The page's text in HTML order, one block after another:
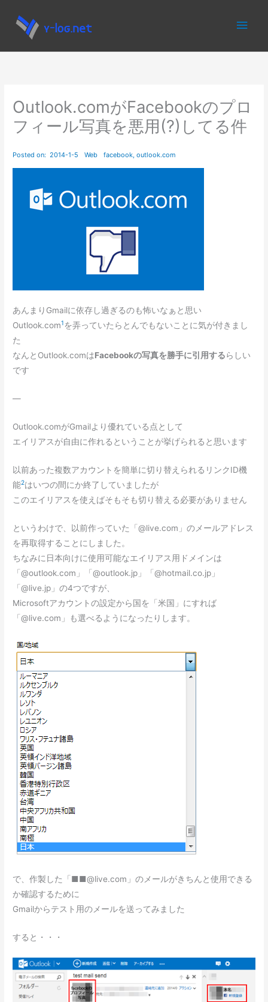
ス
メ
イ
メ
ニ
Outlook.comがFacebookのプロ
フィール写真を悪用(?)してる件
あんまりGmailに依存し過ぎるのも怖いなぁと思い
Outlook.com1 を弄っていたらとんでもないことに気が付きまし
た
なんとOutlook.comはFacebookの写真を勝手に引用するらしい
です
—
Outlook.comがGmailより優れている点として
エイリアスが自由に作れるということが挙げられると思います
以前あった複数アカウントを簡単に切り替えられるリンクID機
能2はいつの間にか終了していましたが
このエイリアスを使えばそもそも切り替える必要がありません
というわけで、以前作っていた「@live.com」のメールアドレス
を再取得することにしました。
ちなみに日本向けに使用可能なエイリアス用ドメインは
「@outlook.com」「@outlook.jp」「@hotmail.co.jp」
「@live.jp」の4つですが、
Microsoftアカウントの設定から国を「米国」にすれば
「@live.com」も選べるようになったりします。
で、作製した「■■@live.com」のメールがきちんと使用できる
か確認するために
Gmailからテスト用のメールを送ってみました
すると・・・